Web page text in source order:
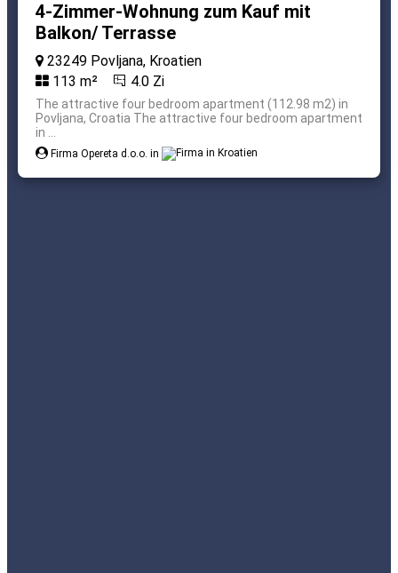
4-Zimmer-Wohnung zum Kauf mit
Balkon/ Terrasse
23249 Povljana, Kroatien
113 m²
4.0 Zi
The attractive four bedroom apartment (112.98 m2) in
Povljana, Croatia The attractive four bedroom apartment
in ...
Firma Opereta d.o.o. in